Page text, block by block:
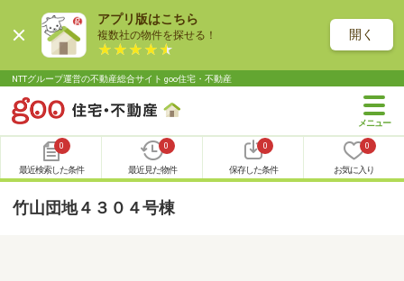
アプリ版はこちら
複数社の物件を探せる！ 開く
NTTグループ運営の不動産総合サイト goo住宅・不動産
0
最近検索した条件
0
最近見た物件
0
保存した条件
0
お気に入り
竹山団地４３０４号棟